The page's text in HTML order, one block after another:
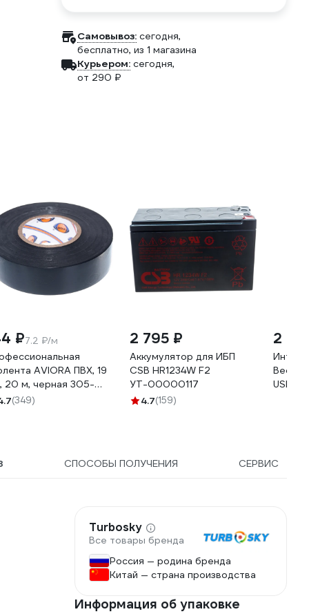
Самовывоз: сегодня,
бесплатно, из 1 магазина
Курьером: сегодня,
от 290 ₽
₽7.2 ₽/м
AVIORA ПВХ, 19
20 м, черная 305-
(349)
2 795 ₽
Аккумулятор для ИБП
CSB HR1234W F2
УТ-00000117
4.7(159)
2
USB
СПОСОБЫ ПОЛУЧЕНИЯ СЕРВИС
Turbosky
Все товары бренда
Россия — родина бренда
Китай — страна производства
Информация об упаковке